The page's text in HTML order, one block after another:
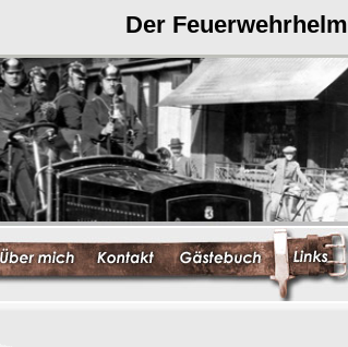
Der Feuerwehrhelm